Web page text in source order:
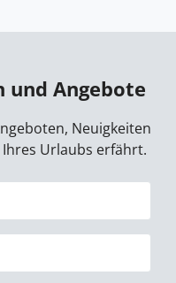
und Angebote
Neuigkeiten
Urlaubs erfährt.